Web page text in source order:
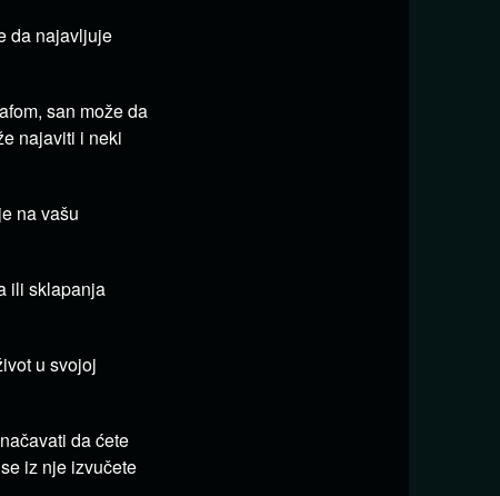
da najavljuje
san može da
najaviti i neki
na vašu
ili sklapanja
u svojoj
da ćete
iz nje izvučete